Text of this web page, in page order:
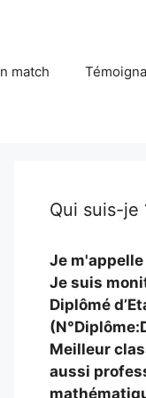
match
Qui suis-je
Je m'appelle
Je suis
Diplômé
Meilleur
aussi